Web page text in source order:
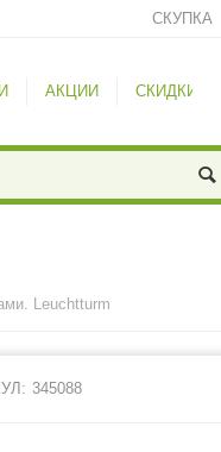
СКУПКА
АКЦИИ СКИДКИ
Leuchtturm
345088